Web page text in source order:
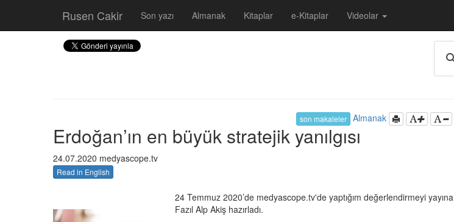
Rusen Cakir Son yazı Almanak Kitaplar e-Kitaplar Videolar
son makaleler Almanak
Erdoğan’ın en büyük stratejik yanılgısı
24.07.2020 medyascope.tv
Read in English
24 Temmuz 2020’de medyascope.tv'de yaptığım değerlendirmeyi yayına
Fazıl Alp Akiş hazırladı.